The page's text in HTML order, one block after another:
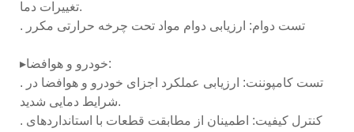
تغییرات دما.
. تست دوام: ارزیابی دوام مواد تحت چرخه حرارتی مکرر
▸خودرو و هوافضا:
. تست کامپوننت: ارزیابی عملکرد اجزای خودرو و هوافضا در
شرایط دمایی شدید.
. کنترل کیفیت: اطمینان از مطابقت قطعات با استانداردهای